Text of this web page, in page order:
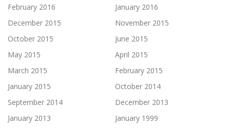
February 2016
January 2016
December 2015
November 2015
October 2015
June 2015
May 2015
April 2015
March 2015
February 2015
January 2015
October 2014
September 2014
December 2013
January 2013
January 1999